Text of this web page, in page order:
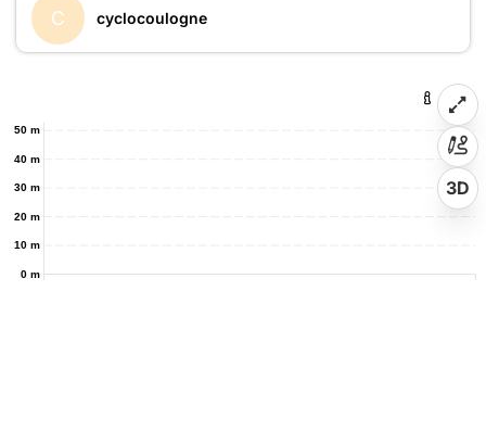
C cyclocoulogne
0 m
10 m
20 m
30 m
40 m
50 m
3D